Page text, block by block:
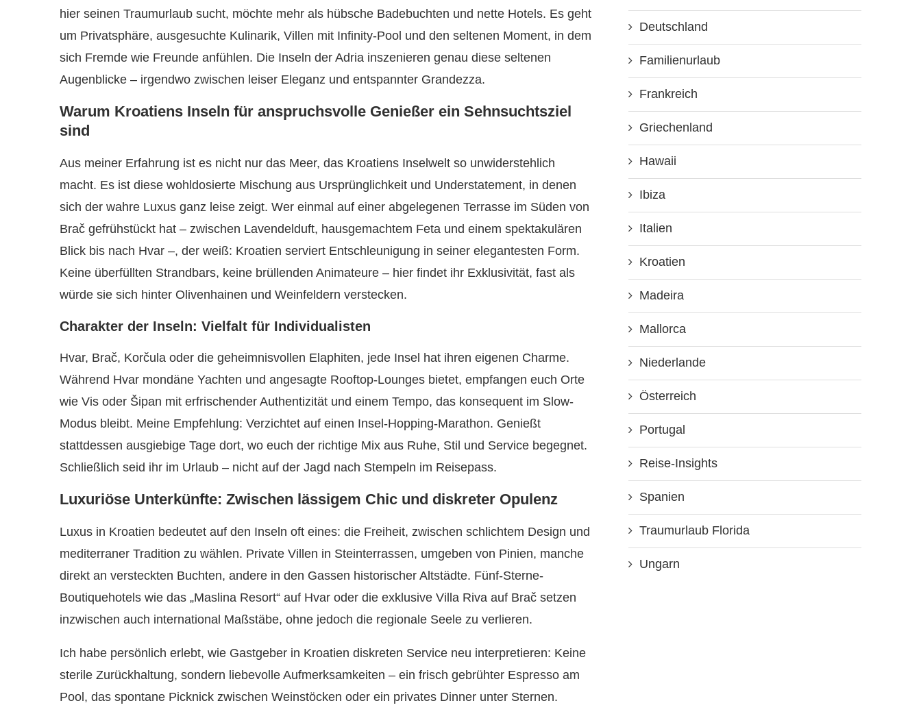
hier seinen Traumurlaub sucht, möchte mehr als hübsche Badebuchten und nette Hotels. Es geht
um Privatsphäre, ausgesuchte Kulinarik, Villen mit Infinity-Pool und den seltenen Moment, in dem
sich Fremde wie Freunde anfühlen. Die Inseln der Adria inszenieren genau diese seltenen
Augenblicke – irgendwo zwischen leiser Eleganz und entspannter Grandezza.
Warum Kroatiens Inseln für anspruchsvolle Genießer ein Sehnsuchtsziel
sind
Aus meiner Erfahrung ist es nicht nur das Meer, das Kroatiens Inselwelt so unwiderstehlich
macht. Es ist diese wohldosierte Mischung aus Ursprünglichkeit und Understatement, in denen
sich der wahre Luxus ganz leise zeigt. Wer einmal auf einer abgelegenen Terrasse im Süden von
Brač gefrühstückt hat – zwischen Lavendelduft, hausgemachtem Feta und einem spektakulären
Blick bis nach Hvar –, der weiß: Kroatien serviert Entschleunigung in seiner elegantesten Form.
Keine überfüllten Strandbars, keine brüllenden Animateure – hier findet ihr Exklusivität, fast als
würde sie sich hinter Olivenhainen und Weinfeldern verstecken.
Charakter der Inseln: Vielfalt für Individualisten
Hvar, Brač, Korčula oder die geheimnisvollen Elaphiten, jede Insel hat ihren eigenen Charme.
Während Hvar mondäne Yachten und angesagte Rooftop-Lounges bietet, empfangen euch Orte
wie Vis oder Šipan mit erfrischender Authentizität und einem Tempo, das konsequent im Slow-
Modus bleibt. Meine Empfehlung: Verzichtet auf einen Insel-Hopping-Marathon. Genießt
stattdessen ausgiebige Tage dort, wo euch der richtige Mix aus Ruhe, Stil und Service begegnet.
Schließlich seid ihr im Urlaub – nicht auf der Jagd nach Stempeln im Reisepass.
Luxuriöse Unterkünfte: Zwischen lässigem Chic und diskreter Opulenz
Luxus in Kroatien bedeutet auf den Inseln oft eines: die Freiheit, zwischen schlichtem Design und
mediterraner Tradition zu wählen. Private Villen in Steinterrassen, umgeben von Pinien, manche
direkt an versteckten Buchten, andere in den Gassen historischer Altstädte. Fünf-Sterne-
Boutiquehotels wie das „Maslina Resort“ auf Hvar oder die exklusive Villa Riva auf Brač setzen
inzwischen auch international Maßstäbe, ohne jedoch die regionale Seele zu verlieren.
Ich habe persönlich erlebt, wie Gastgeber in Kroatien diskreten Service neu interpretieren: Keine
sterile Zurückhaltung, sondern liebevolle Aufmerksamkeiten – ein frisch gebrühter Espresso am
Pool, das spontane Picknick zwischen Weinstöcken oder ein privates Dinner unter Sternen.
Deutschland
Familienurlaub
Frankreich
Griechenland
Hawaii
Ibiza
Italien
Kroatien
Madeira
Mallorca
Niederlande
Österreich
Portugal
Reise-Insights
Spanien
Traumurlaub Florida
Ungarn